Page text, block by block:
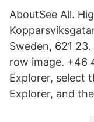
AboutSee All.
Sweden, 621
row image. +46
Explorer, select
Explorer, and